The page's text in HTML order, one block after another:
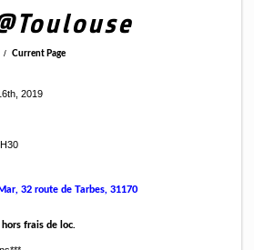
/ Current Page
2019
32 route de Tarbes, 31170
frais de loc.